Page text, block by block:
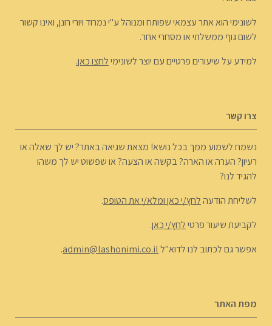
לשונימי הוא אתר עצמאי שפותח ומנוהל ע"י נמרוד ויורי רונן, ואינו קשור
לשום גוף ממשלתי או מסחרי אחר.
למידע על שיעורים פרטיים עם יוצר לשונימילחצו כאן.
צרו קשר
נשמח לשמוע ממך בכל נושא! מצאת שגיאה באתר? יש לך שאלה או
רעיון? הערה או הארה? בקשה או הצעה? או שפשוט יש לך משהו
להגיד לנו?
לשליחת הודעהלחץ/י כאן ומלא/י את הטופס.
לקביעת שיעור פרטילחץ/י כאן.
אפשר גם לכתוב לנו לדוא"לadmin@lashonimi.co.il
.
מפת האתר